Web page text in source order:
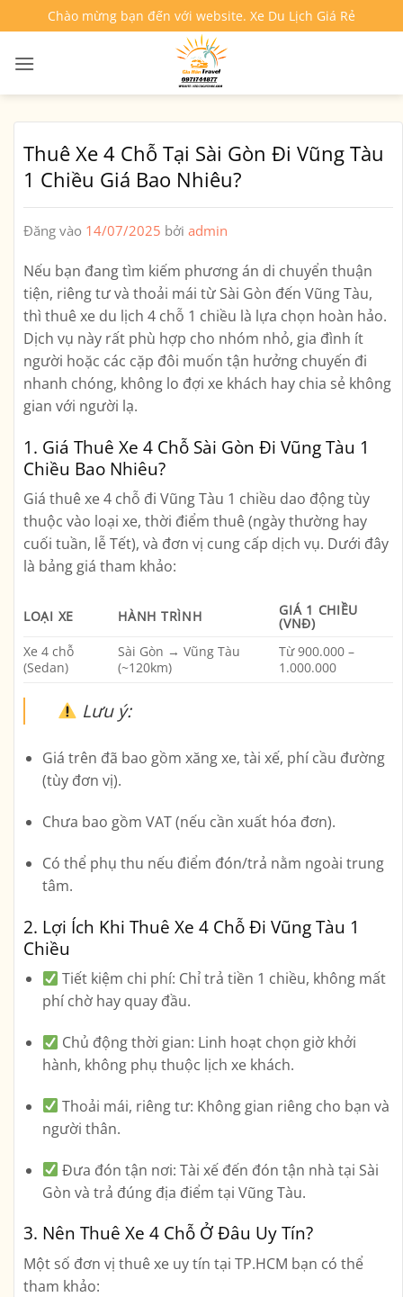
qua
nội
Chào mừng bạn đến với website. Xe Du Lịch Giá Rẻ
Thuê Xe 4 Chỗ Tại Sài Gòn Đi Vũng Tàu
1 Chiều Giá Bao Nhiêu?
Đăng vào 14/07/2025 bởi admin
Nếu bạn đang tìm kiếm phương án di chuyển thuận
tiện, riêng tư và thoải mái từ Sài Gòn đến Vũng Tàu,
thì thuê xe du lịch 4 chỗ 1 chiều là lựa chọn hoàn hảo.
Dịch vụ này rất phù hợp cho nhóm nhỏ, gia đình ít
người hoặc các cặp đôi muốn tận hưởng chuyến đi
nhanh chóng, không lo đợi xe khách hay chia sẻ không
gian với người lạ.
1. Giá Thuê Xe 4 Chỗ Sài Gòn Đi Vũng Tàu 1
Chiều Bao Nhiêu?
Giá thuê xe 4 chỗ đi Vũng Tàu 1 chiều dao động tùy
thuộc vào loại xe, thời điểm thuê (ngày thường hay
cuối tuần, lễ Tết), và đơn vị cung cấp dịch vụ. Dưới đây
là bảng giá tham khảo:
LOẠI XE HÀNH TRÌNH GIÁ 1 CHIỀU
(VNĐ)
Xe 4 chỗ
(Sedan)
Sài Gòn → Vũng Tàu
(~120km)
Từ 900.000 –
1.000.000
Lưu ý:
Giá trên đã bao gồm xăng xe, tài xế, phí cầu đường
(tùy đơn vị).
Chưa bao gồm VAT (nếu cần xuất hóa đơn).
Có thể phụ thu nếu điểm đón/trả nằm ngoài trung
tâm.
2. Lợi Ích Khi Thuê Xe 4 Chỗ Đi Vũng Tàu 1
Chiều
Tiết kiệm chi phí: Chỉ trả tiền 1 chiều, không mất
phí chờ hay quay đầu.
Chủ động thời gian: Linh hoạt chọn giờ khởi
hành, không phụ thuộc lịch xe khách.
Thoải mái, riêng tư: Không gian riêng cho bạn và
người thân.
Đưa đón tận nơi: Tài xế đến đón tận nhà tại Sài
Gòn và trả đúng địa điểm tại Vũng Tàu.
3. Nên Thuê Xe 4 Chỗ Ở Đâu Uy Tín?
Một số đơn vị thuê xe uy tín tại TP.HCM bạn có thể
tham khảo: